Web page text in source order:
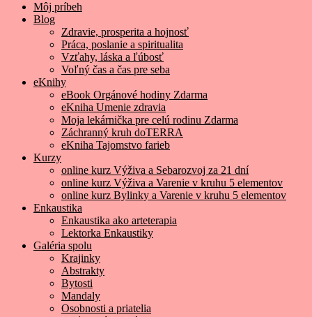
Môj príbeh
Blog
Zdravie, prosperita a hojnosť
Práca, poslanie a spiritualita
Vzťahy, láska a ľúbosť
Voľný čas a čas pre seba
eKnihy
eBook Orgánové hodiny Zdarma
eKniha Umenie zdravia
Moja lekárnička pre celú rodinu Zdarma
Záchranný kruh doTERRA
eKniha Tajomstvo farieb
Kurzy
online kurz Výživa a Sebarozvoj za 21 dní
online kurz Výživa a Varenie v kruhu 5 elementov
online kurz Bylinky a Varenie v kruhu 5 elementov
Enkaustika
Enkaustika ako arteterapia
Lektorka Enkaustiky
Galéria spolu
Krajinky
Abstrakty
Bytosti
Mandaly
Osobnosti a priatelia